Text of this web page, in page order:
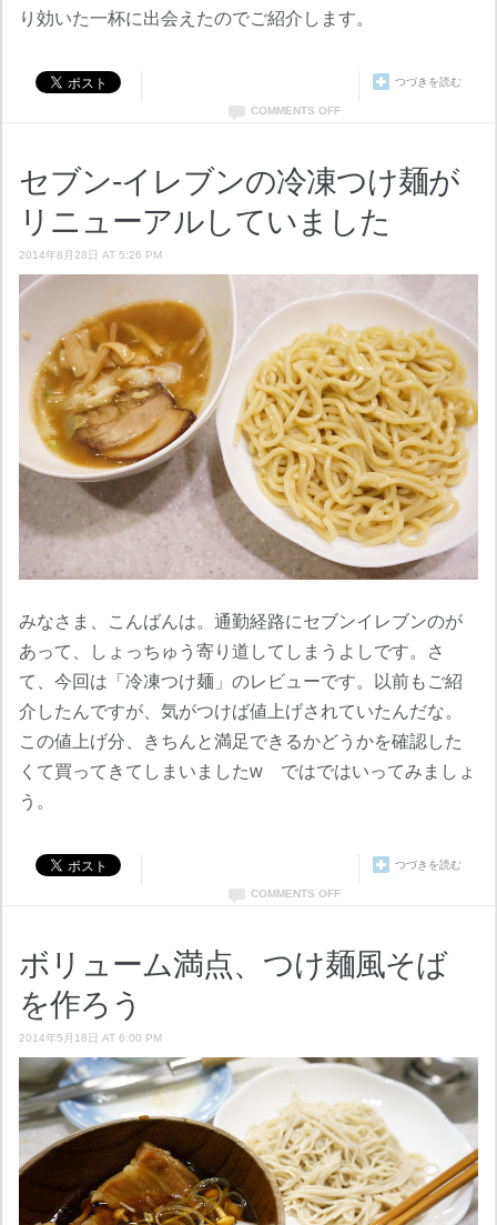
り効いた一杯に出会えたのでご紹介します。
つづきを読む
COMMENTS OFF
セブン-イレブンの冷凍つけ麺が
リニューアルしていました
2014年8月28日 AT 5:26 PM
みなさま、こんばんは。通勤経路にセブンイレブンのが
あって、しょっちゅう寄り道してしまうよしです。さ
て、今回は「冷凍つけ麺」のレビューです。以前もご紹
介したんですが、気がつけば値上げされていたんだな。
この値上げ分、きちんと満足できるかどうかを確認した
くて買ってきてしまいましたw ではではいってみましょ
う。
つづきを読む
COMMENTS OFF
ボリューム満点、つけ麺風そば
を作ろう
2014年5月18日 AT 6:00 PM